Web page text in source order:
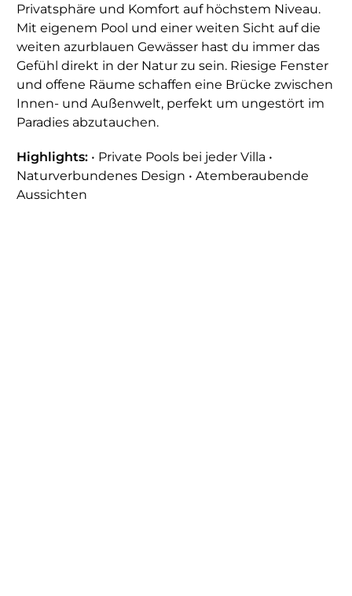
Privatsphäre und Komfort auf höchstem Niveau.
Mit eigenem Pool und einer weiten Sicht auf die
weiten azurblauen Gewässer hast du immer das
Gefühl direkt in der Natur zu sein. Riesige Fenster
und offene Räume schaffen eine Brücke zwischen
Innen- und Außenwelt, perfekt um ungestört im
Paradies abzutauchen.
Highlights: • Private Pools bei jeder Villa •
Naturverbundenes Design • Atemberaubende
Aussichten